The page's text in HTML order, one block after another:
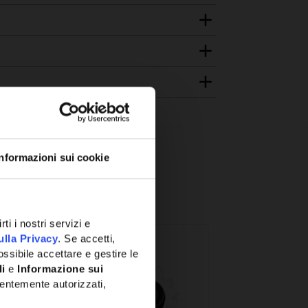
sui cookie
i nostri servizi e
Privacy. Se accetti,
accettare e gestire le
e Informazione sui
autorizzati,